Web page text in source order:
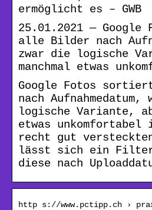
ermöglicht es – GWB
25.01.2021 —
alle Bilder nach
zwar die logische
manchmal etwas
Google Fotos
nach Aufnahmedatum,
logische Variante,
etwas
recht gut
lässt sich ein
diese nach
http s://www.pctipp.ch ›